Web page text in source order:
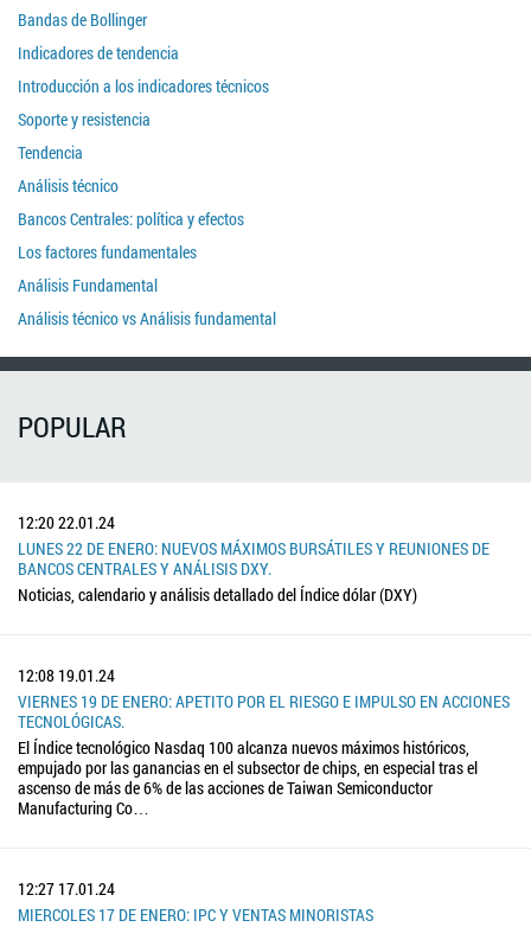
Bandas de Bollinger
Indicadores de tendencia
Introducción a los indicadores técnicos
Soporte y resistencia
Tendencia
Análisis técnico
Bancos Centrales: política y efectos
Los factores fundamentales
Análisis Fundamental
Análisis técnico vs Análisis fundamental
POPULAR
12:2022.01.24
LUNES 22 DE ENERO: NUEVOS MÁXIMOS BURSÁTILES Y REUNIONES DE
BANCOS CENTRALES Y ANÁLISIS DXY.
Noticias, calendario y análisis detallado del Índice dólar (DXY)
12:08 19.01.24
VIERNES 19 DE ENERO: APETITO POR EL RIESGO E IMPULSO EN ACCIONES
TECNOLÓGICAS.
El Índice tecnológico Nasdaq 100 alcanza nuevos máximos históricos,
empujado por las ganancias en el subsector de chips, en especial tras el
ascenso de más de 6% de las acciones de Taiwan Semiconductor
Manufacturing Co…
12:27 17.01.24
MIERCOLES 17 DE ENERO: IPC Y VENTAS MINORISTAS